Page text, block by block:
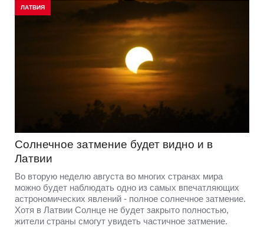
ЛАТВИЯ
Солнечное затмение будет видно и в
Латвии
Во вторую неделю августа во многих странах мира
можно будет наблюдать одно из самых впечатляющих
астрономических явлений - полное солнечное затмение.
Хотя в Латвии Солнце не будет закрыто полностью,
жители страны смогут увидеть частичное затмение.